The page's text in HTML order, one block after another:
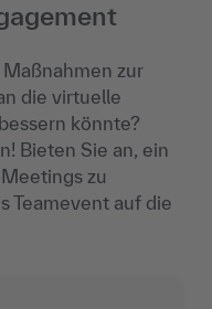
zur
die virtuelle
könnte?
Bieten Sie an, ein
zu
Teamevent auf die